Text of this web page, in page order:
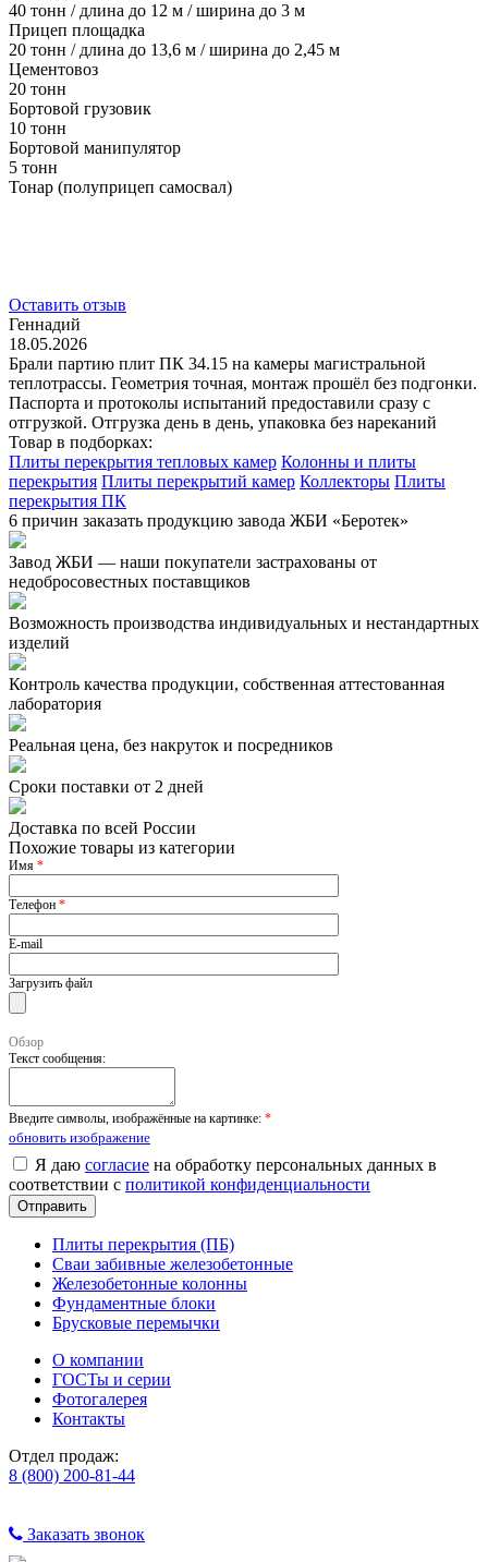
40 тонн / длина до 12 м / ширина до 3 м
Прицеп площадка
20 тонн / длина до 13,6 м / ширина до 2,45 м
Цементовоз
20 тонн
Бортовой грузовик
10 тонн
Бортовой манипулятор
5 тонн
Тонар (полуприцеп самосвал)
Оставить отзыв
Геннадий
18.05.2026
Брали партию плит ПК 34.15 на камеры магистральной
теплотрассы. Геометрия точная, монтаж прошёл без подгонки.
Паспорта и протоколы испытаний предоставили сразу с
отгрузкой. Отгрузка день в день, упаковка без нареканий
Товар в подборках:
Плиты перекрытия тепловых камер Колонны и плиты
перекрытия Плиты перекрытий камер Коллекторы Плиты
перекрытия ПК
6 причин заказать продукцию завода ЖБИ «Беротек»
Завод ЖБИ — наши покупатели застрахованы от
недобросовестных поставщиков
Возможность производства индивидуальных и нестандартных
изделий
Контроль качества продукции, собственная аттестованная
лаборатория
Реальная цена, без накруток и посредников
Сроки поставки от 2 дней
Доставка по всей России
Похожие товары из категории
Имя *
Телефон *
E-mail
Загрузить файл
Обзор
Текст сообщения:
Введите символы, изображённые на картинке: *
обновить изображение
Я даю согласие на обработку персональных данных в
соответствии с политикой конфиденциальности
Плиты перекрытия (ПБ)
Сваи забивные железобетонные
Железобетонные колонны
Фундаментные блоки
Брусковые перемычки
О компании
ГОСТы и серии
Фотогалерея
Контакты
Отдел продаж:
8 (800) 200-81-44
Заказать звонок